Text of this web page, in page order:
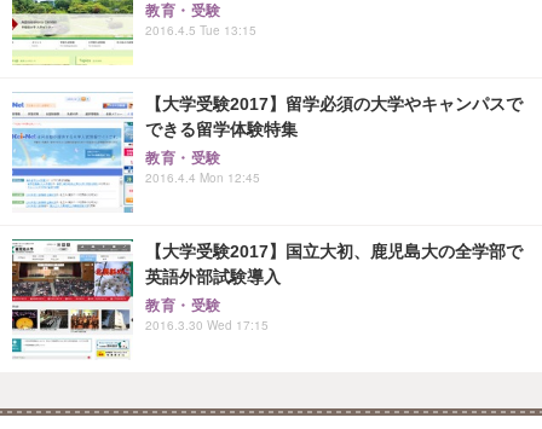
教育・受験
2016.4.5 Tue 13:15
【大学受験2017】留学必須の大学やキャンパスで
できる留学体験特集
教育・受験
2016.4.4 Mon 12:45
【大学受験2017】国立大初、鹿児島大の全学部で
英語外部試験導入
教育・受験
2016.3.30 Wed 17:15